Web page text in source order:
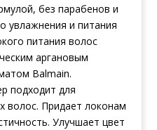
без парабенов и
увлажнения и питания
питания волос
аргановым
Balmain.
подходит для
волос. Придает локонам
Улучшает цвет